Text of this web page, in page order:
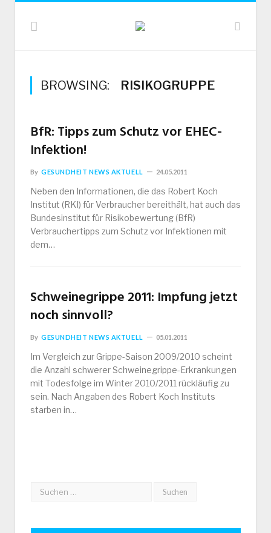
BROWSING: RISIKOGRUPPE
BfR: Tipps zum Schutz vor EHEC-
Infektion!
By GESUNDHEIT NEWS AKTUELL 24.05.2011
Neben den Informationen, die das Robert Koch
Institut (RKI) für Verbraucher bereithält, hat auch das
Bundesinstitut für Risikobewertung (BfR)
Verbrauchertipps zum Schutz vor Infektionen mit
dem…
Schweinegrippe 2011: Impfung jetzt
noch sinnvoll?
By GESUNDHEIT NEWS AKTUELL 05.01.2011
Im Vergleich zur Grippe-Saison 2009/2010 scheint
die Anzahl schwerer Schweinegrippe-Erkrankungen
mit Todesfolge im Winter 2010/2011 rückläufig zu
sein. Nach Angaben des Robert Koch Instituts
starben in…